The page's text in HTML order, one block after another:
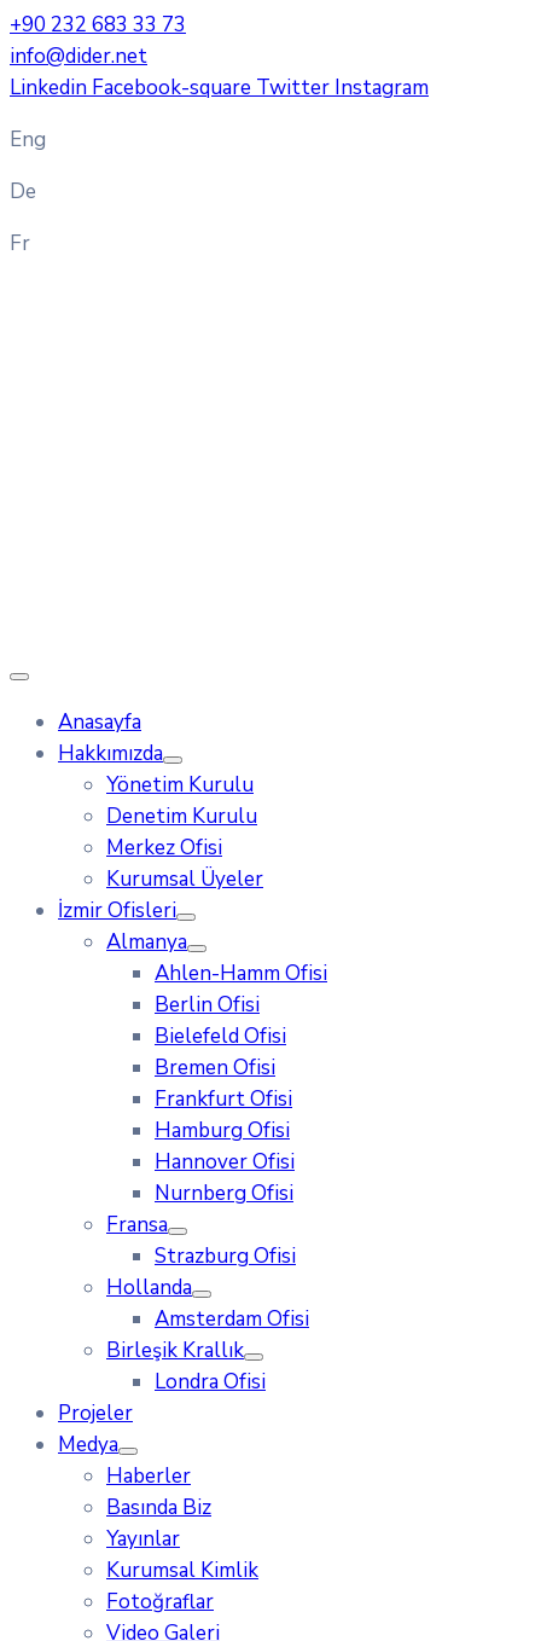
+90 232 683 33 73
info@dider.net
Linkedin Facebook-square Twitter Instagram
Eng
De
Fr
Anasayfa
Hakkımızda
Yönetim Kurulu
Denetim Kurulu
Merkez Ofisi
Kurumsal Üyeler
İzmir Ofisleri
Almanya
Ahlen-Hamm Ofisi
Berlin Ofisi
Bielefeld Ofisi
Bremen Ofisi
Frankfurt Ofisi
Hamburg Ofisi
Hannover Ofisi
Nurnberg Ofisi
Fransa
Strazburg Ofisi
Hollanda
Amsterdam Ofisi
Birleşik Krallık
Londra Ofisi
Projeler
Medya
Haberler
Basında Biz
Yayınlar
Kurumsal Kimlik
Fotoğraflar
Video Galeri